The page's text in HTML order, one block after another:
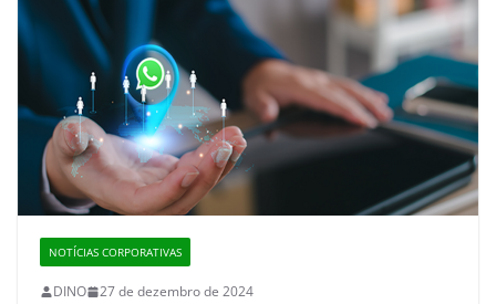
NOTÍCIAS CORPORATIVAS
DINO
27 de dezembro de 2024